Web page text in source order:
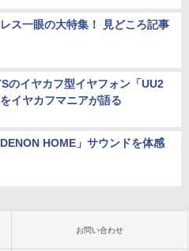
ス一眼の大特集！ 見どころ記事
のイヤカフ型イヤフォン「UU2
イヤカフマニアが語る
HOME」サウンドを体感
お問い合わせ